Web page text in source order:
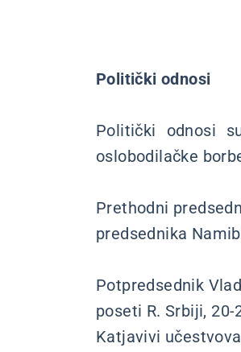
Politički odnosi
Politički odnosi
oslobodilačke
Prethodni
predsednika
Potpredsednik
poseti R. Srbiji,
Katjavivi